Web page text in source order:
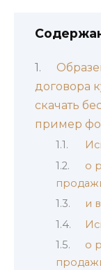
договора
скачать
пример
о
и
о